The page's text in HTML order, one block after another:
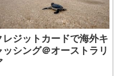
レジットカードで海外キ
ッシング＠オーストラリ